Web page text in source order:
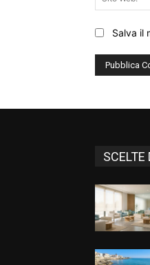
Salva il
SCELTE